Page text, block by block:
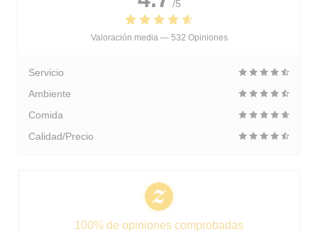
/5
Valoración media — 532 Opiniones
Servicio
Ambiente
Comida
Calidad/Precio
100% de opiniones comprobadas